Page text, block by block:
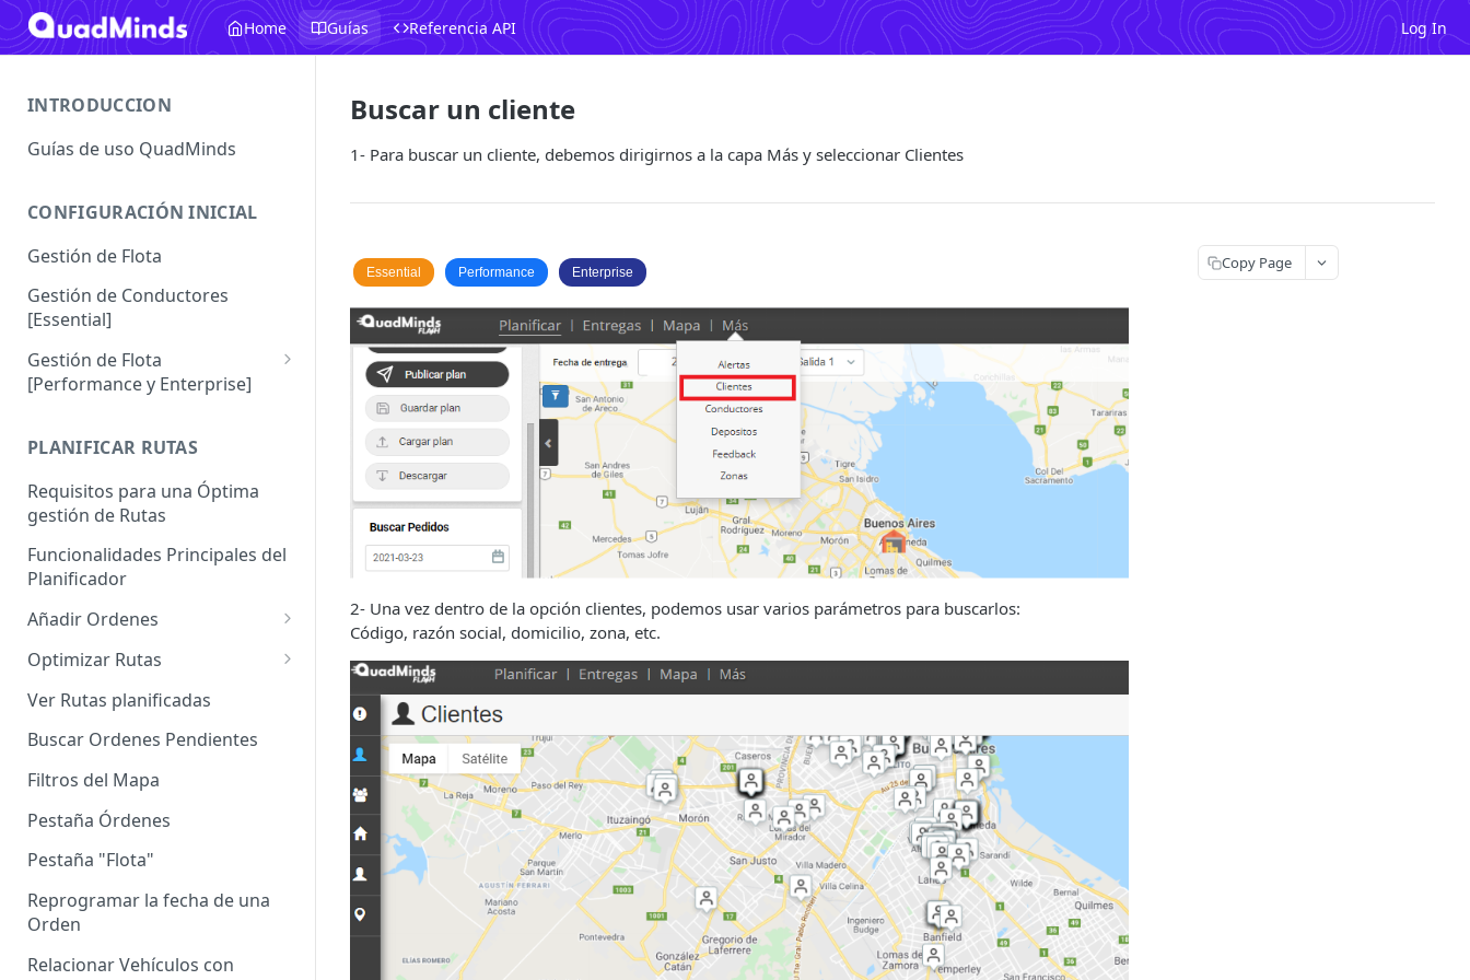
Home Guías Referencia API Log In
INTRODUCCION
Guías de uso QuadMinds
CONFIGURACIÓN INICIAL
Gestión de Flota
Gestión de Conductores
[Essential]
Gestión de Flota
[Performance y Enterprise]
Enterprise]
Vehículos
Agrupación de dispositivos
Asignación de dispositivos a
usuarios
PLANIFICAR RUTAS
Requisitos para una Óptima
gestión de Rutas
Funcionalidades Principales del
Planificador
Añadir Ordenes
Definición de una Orden
Añadir de forma manual
Añadir con el archivo standard
Añadir con Plantilla propia
Añadir con la plantilla
Añadir desde Tiendas e-
Optimizar Rutas
¿Cómo Saber si mi ruta está
optimizada?
Variables para optimizar las
Rutas
Definir la Ventana Horaria de
Definir el tiempo de Servicio al
Ver Rutas planificadas
Buscar Ordenes Pendientes
Filtros del Mapa
Pestaña Órdenes
Pestaña "Flota"
Reprogramar la fecha de una
Orden
Relacionar Vehículos con
Buscar un cliente
1- Para buscar un cliente, debemos dirigirnos a la capa Más y seleccionar Clientes
Essential Performance Enterprise
2- Una vez dentro de la opción clientes, podemos usar varios parámetros para buscarlos:
Código, razón social, domicilio, zona, etc.
Copy Page